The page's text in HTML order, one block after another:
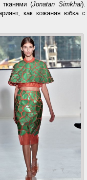
(Jonatan Simkhai).
как кожаная юбка с